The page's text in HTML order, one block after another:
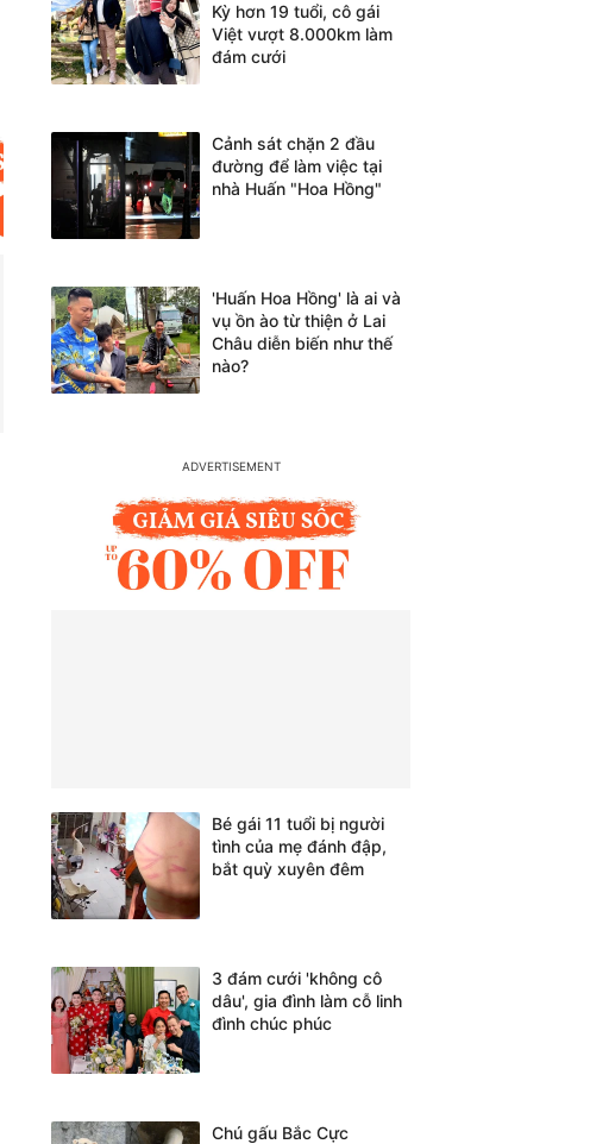
Kỳ hơn 19 tuổi, cô gái
Việt vượt 8.000km làm
đám cưới
Cảnh sát chặn 2 đầu
đường để làm việc tại
nhà Huấn "Hoa Hồng"
'Huấn Hoa Hồng' là ai và
vụ ồn ào từ thiện ở Lai
Châu diễn biến như thế
nào?
Bé gái 11 tuổi bị người
tình của mẹ đánh đập,
bắt quỳ xuyên đêm
3 đám cưới 'không cô
dâu', gia đình làm cỗ linh
đình chúc phúc
Chú gấu Bắc Cực